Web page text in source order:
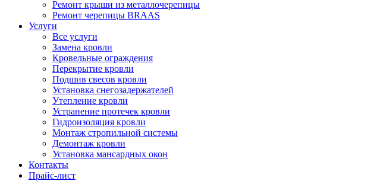
Ремонт крыши из металлочерепицы
Ремонт черепицы BRAAS
Услуги
Все услуги
Замена кровли
Кровельные ограждения
Перекрытие кровли
Подшив свесов кровли
Установка снегозадержателей
Утепление кровли
Устранение протечек кровли
Гидроизоляция кровли
Монтаж стропильной системы
Демонтаж кровли
Установка мансардных окон
Контакты
Прайс-лист